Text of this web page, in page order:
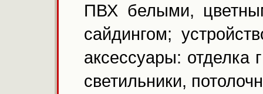
ПВХ белыми,
сайдингом;
аксессуары:
светильники,